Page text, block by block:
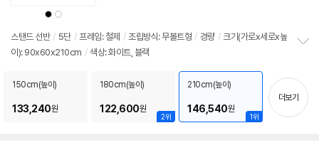
상
품
색
상
상
품
상
스탠드 선반 / 5단 / 프레임: 철제 / 조립방식: 무볼트형 / 경량 / 크기(가로x세로x높
이): 90x60x210cm / 색상: 화이트, 블랙
치
기
150cm(높이)
133,240원
2위
180cm(높이)
122,600원
1위
210cm(높이)
146,540원
더보기